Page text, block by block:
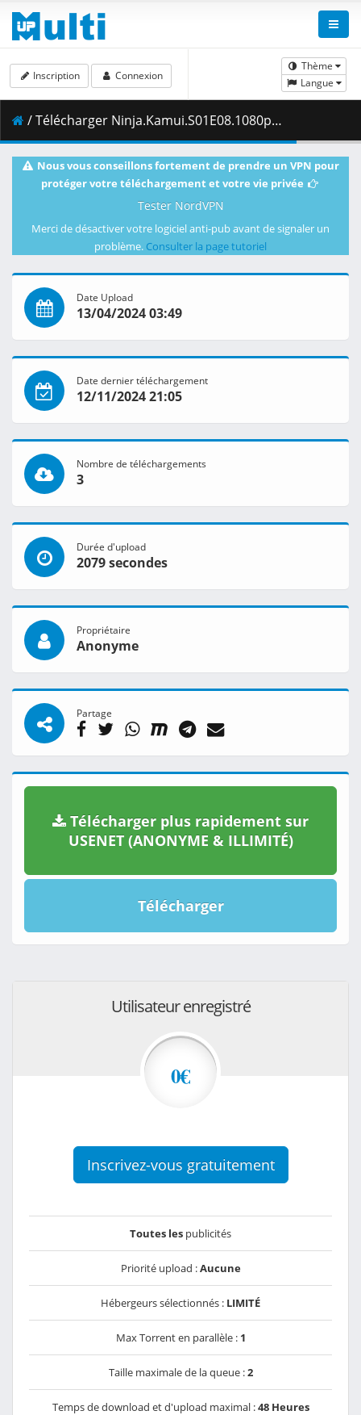
Thème
Langue
Inscription Connexion
/ Télécharger Ninja.Kamui.S01E08.1080p.AMZN.WEB-DL.DDP2.0.H.264-VARYG.mkv.001 ( 328.34 MB )
Nous vous conseillons fortement de prendre un VPN pour
protéger votre téléchargement et votre vie privée
Tester NordVPN
Merci de désactiver votre logiciel anti-pub avant de signaler un
problème. Consulter la page tutoriel
Date Upload
13/04/2024 03:49
Date dernier téléchargement
12/11/2024 21:05
Nombre de téléchargements
3
Durée d'upload
2079 secondes
Propriétaire
Anonyme
Partage
Télécharger plus rapidement sur
USENET (ANONYME & ILLIMITÉ)
Télécharger
Utilisateur enregistré
0€
Inscrivez-vous gratuitement
Toutes les publicités
Priorité upload :Aucune
Hébergeurs sélectionnés : LIMITÉ
Max Torrent en parallèle : 1
Taille maximale de la queue :2
Temps de download et d'upload maximal :48 Heures